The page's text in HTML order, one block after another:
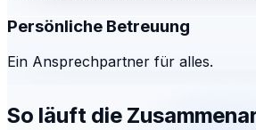
Persönliche Betreuung
Ein Ansprechpartner für alles.
So läuft die